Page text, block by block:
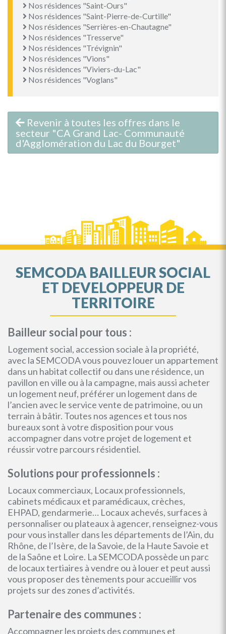
Nos résidences "Saint-Ours"
Nos résidences "Saint-Pierre-de-Curtille"
Nos résidences "Serrières-en-Chautagne"
Nos résidences "Tresserve"
Nos résidences "Trévignin"
Nos résidences "Vions"
Nos résidences "Viviers-du-Lac"
Nos résidences "Voglans"
Revenir à toutes les offres dans le
secteur "CA Grand Lac- Communauté
d'Agglomération du Lac du Bourget"
SEMCODA BAILLEUR SOCIAL
ET DEVELOPPEUR DE
TERRITOIRE
Bailleur social pour tous :
Logement social, accession sociale à la propriété,
avec la SEMCODA vous pouvez louer un appartement
dans un habitat collectif ou dans une résidence, un
pavillon en ville ou à la campagne, mais aussi acheter
un logement neuf, préférer un logement dans de
l’ancien avec le service vente de patrimoine, ou un
terrain à bâtir. Toutes nos agences et tous nos
bureaux sont à votre disposition pour vous
accompagner dans votre projet de logement et
réussir votre parcours résidentiel.
Solutions pour professionnels :
Locaux commerciaux, Locaux professionnels,
cabinets médicaux et paramédicaux, crèches,
EHPAD, gendarmerie… Locaux achevés, surfaces à
personnaliser ou plateaux à agencer, renseignez-vous
pour vous installer dans les départements de l’Ain, du
Rhône, de l’Isère, de la Savoie, de la Haute Savoie et
de la Saône et Loire. La SEMCODA possède un parc
de locaux tertiaires à vendre ou à louer et peut aussi
vous proposer des tènements pour accueillir vos
projets sur des zones d’activités.
Partenaire des communes :
Accompagner les projets des communes et